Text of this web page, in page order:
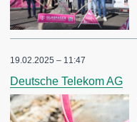
19.02.2025 – 11:47
Deutsche Telekom AG